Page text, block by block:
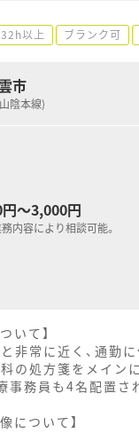
以上 ブランク可
市
陰本線)
～3,000円
内容により相談可能。
いて】
常に近く、通勤
の処方箋をメイン
務員も4名配置さ
について】